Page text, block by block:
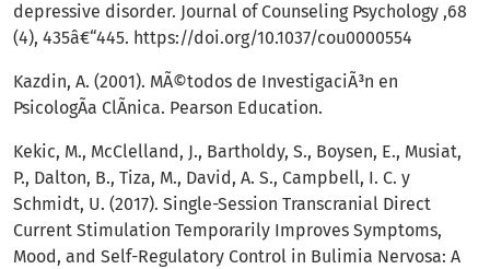
depressive disorder. Journal of Counseling Psychology ,68
(4), 435â€“445. https://doi.org/10.1037/cou0000554
Kazdin, A. (2001). MÃ©todos de InvestigaciÃ³n en
PsicologÃ­a ClÃ­nica. Pearson Education.
Kekic, M., McClelland, J., Bartholdy, S., Boysen, E., Musiat,
P., Dalton, B., Tiza, M., David, A. S., Campbell, I. C. y
Schmidt, U. (2017). Single-Session Transcranial Direct
Current Stimulation Temporarily Improves Symptoms,
Mood, and Self-Regulatory Control in Bulimia Nervosa: A